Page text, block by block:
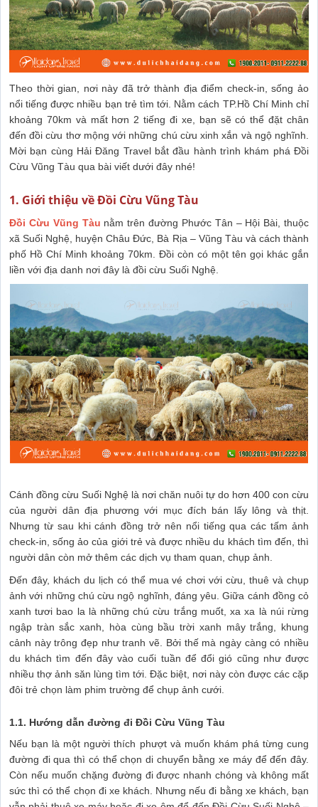
Theo thời gian, nơi này đã trở thành địa điểm check-in, sống ảo
nổi tiếng được nhiều bạn trẻ tìm tới. Nằm cách TP.Hồ Chí Minh chỉ
khoảng 70km và mất hơn 2 tiếng đi xe, bạn sẽ có thể đặt chân
đến đồi cừu thơ mộng với những chú cừu xinh xắn và ngộ nghĩnh.
Mời bạn cùng Hải Đăng Travel bắt đầu hành trình khám phá Đồi
Cừu Vũng Tàu qua bài viết dưới đây nhé!
1. Giới thiệu về Đồi Cừu Vũng Tàu
Đồi Cừu Vũng Tàu nằm trên đường Phước Tân – Hội Bài, thuộc
xã Suối Nghệ, huyện Châu Đức, Bà Rịa – Vũng Tàu và cách thành
phố Hồ Chí Minh khoảng 70km. Đồi còn có một tên gọi khác gắn
liền với địa danh nơi đây là đồi cừu Suối Nghệ.
Cánh đồng cừu Suối Nghệ là nơi chăn nuôi tự do hơn 400 con cừu
của người dân địa phương với mục đích bán lấy lông và thịt.
Nhưng từ sau khi cánh đồng trở nên nổi tiếng qua các tấm ảnh
check-in, sống ảo của giới trẻ và được nhiều du khách tìm đến, thì
người dân còn mở thêm các dịch vụ tham quan, chụp ảnh.
Đến đây, khách du lịch có thể mua vé chơi với cừu, thuê và chụp
ảnh với những chú cừu ngộ nghĩnh, đáng yêu. Giữa cánh đồng cỏ
xanh tươi bao la là những chú cừu trắng muốt, xa xa là núi rừng
ngập tràn sắc xanh, hòa cùng bầu trời xanh mây trắng, khung
cảnh này trông đẹp như tranh vẽ. Bởi thế mà ngày càng có nhiều
du khách tìm đến đây vào cuối tuần để đổi gió cũng như được
nhiều thợ ảnh săn lùng tìm tới. Đặc biệt, nơi này còn được các cặp
đôi trẻ chọn làm phim trường để chụp ảnh cưới.
1.1. Hướng dẫn đường đi Đồi Cừu Vũng Tàu
Nếu bạn là một người thích phượt và muốn khám phá từng cung
đường đi qua thì có thể chọn di chuyển bằng xe máy để đến đây.
Còn nếu muốn chặng đường đi được nhanh chóng và không mất
sức thì có thể chọn đi xe khách. Nhưng nếu đi bằng xe khách, bạn